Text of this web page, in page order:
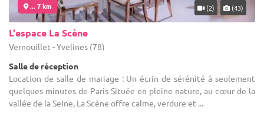
... 7 km (2) (43)
L'espace La Scène
Vernouillet - Yvelines (78)
Salle de réception
Location de salle de mariage : Un écrin de sérénité à seulement
quelques minutes de Paris Située en pleine nature, au cœur de la
vallée de la Seine, La Scène offre calme, verdure et ...